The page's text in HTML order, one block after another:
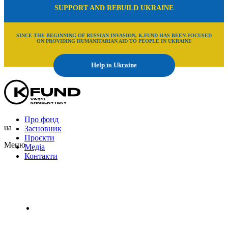
SUPPORT AND REBUILD UKRAINE
SINCE THE BEGINNING OF RUSSIAN INVASION, K.FUND HAS BEEN FOCUSED
ON PROVIDING HUMANITARIAN AID TO PEOPLE IN UKRAINE
Help to Ukraine
Про фонд
Засновник
Проєкти
Медіа
Контакти
ua
Меню